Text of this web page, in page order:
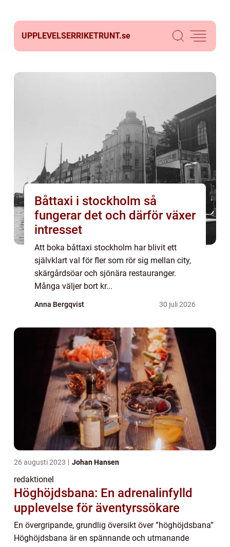
UPPLEVELSERRIKETRUNT.se
Båttaxi i stockholm så
fungerar det och därför växer
intresset
Att boka båttaxi stockholm har blivit ett
självklart val för fler som rör sig mellan city,
skärgårdsöar och sjönära restauranger.
Många väljer bort kr...
Anna Bergqvist 30 juli 2026
26 augusti 2023 Johan Hansen
redaktionel
Höghöjdsbana: En adrenalinfylld
upplevelse för äventyrssökare
En övergripande, grundlig översikt över ”höghöjdsbana”
Höghöjdsbana är en spännande och utmanande